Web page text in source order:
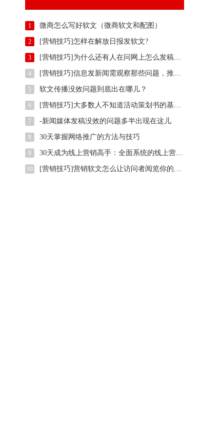
1 微商怎么写好软文（微商软文和配图）
2 [营销技巧]怎样在解放日报发软文?
3 [营销技巧]为什么还有人在问网上怎么发稿？用智慧软文
4 [营销技巧]信息发新闻需观察那些问题，推广方法有那些？
5 软文传播没效问题到底出在哪儿？
6 [营销技巧]大多数人不知道活动策划书的基本样式是什么,我们一起了解下
7 -新闻媒体发稿没效的问题多半出现在这儿
8 30天掌握网络推广的方法与技巧
9 30天成为线上营销高手：全面系统的线上营销培训
10 [营销技巧]营销软文怎么让访问者阅览你的整篇文案